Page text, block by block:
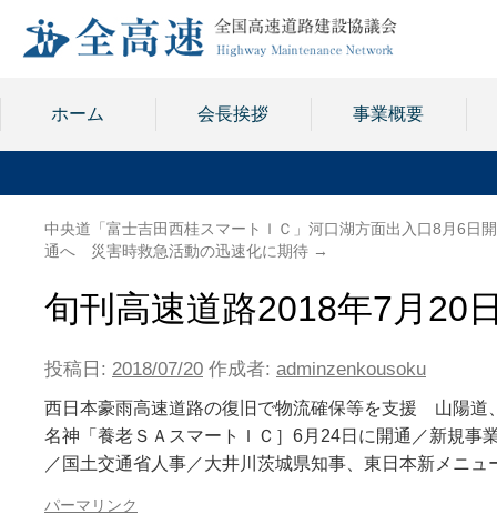
ホーム 会長挨拶 事業概要
中央道「富士吉田西桂スマートＩＣ」河口湖方面出入口8月6日開
通へ 災害時救急活動の迅速化に期待 →
旬刊高速道路2018年7月20
投稿日: 2018/07/20 作成者: adminzenkousoku
西日本豪雨高速道路の復旧で物流確保等を支援 山陽道
名神「養老ＳＡスマートＩＣ］6月24日に開通／新規
／国土交通省人事／大井川茨城県知事、東日本新メニ
パーマリンク